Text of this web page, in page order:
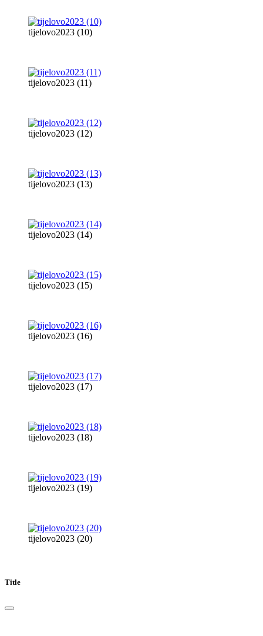
tijelovo2023 (10)
tijelovo2023 (11)
tijelovo2023 (12)
tijelovo2023 (13)
tijelovo2023 (14)
tijelovo2023 (15)
tijelovo2023 (16)
tijelovo2023 (17)
tijelovo2023 (18)
tijelovo2023 (19)
tijelovo2023 (20)
Title